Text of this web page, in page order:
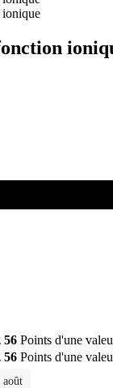
56 Points d'une
56 Points d'une
août